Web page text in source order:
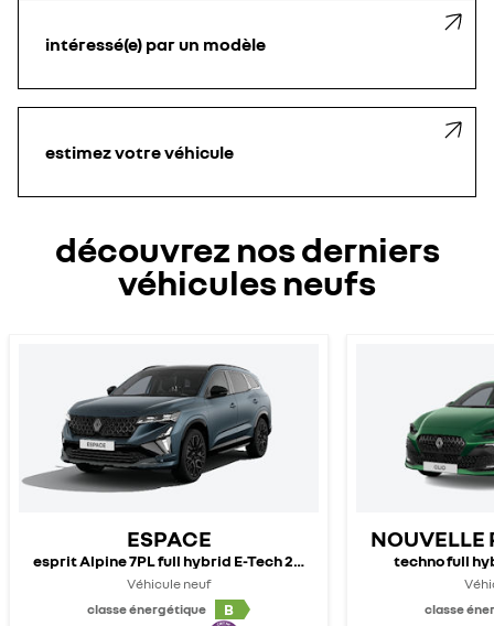
intéressé(e) par un modèle
estimez votre véhicule
découvrez nos derniers
véhicules neufs
ESPACE
esprit Alpine 7PL full hybrid E-Tech 200 ch - 26
Véhicule neuf
classe énergétique
B
NOUVELLE
techno full
classe